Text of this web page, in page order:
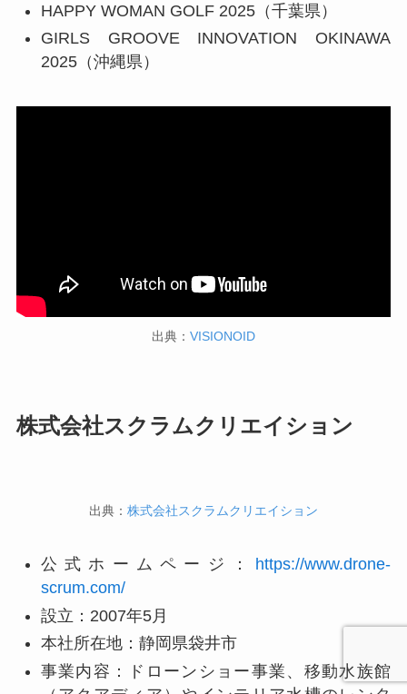
HAPPY WOMAN GOLF 2025（千葉県）
GIRLS GROOVE INNOVATION OKINAWA
2025（沖縄県）
出典： VISIONOID
株式会社スクラムクリエイション
出典： 株式会社スクラムクリエイション
公式ホームページ： https://www.drone-
scrum.com/
設立：2007年5月
本社所在地：静岡県袋井市
事業内容：ドローンショー事業、移動水族館